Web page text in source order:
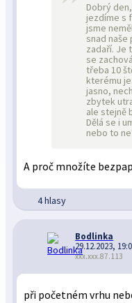
Dobrý
jezdíme s
jsme
snad
zadaří. Je
se
třeba 10
kterému
jasno,
zbytek
ale stejně
Dělá se i
nebo to
A proč množíte
4 hlasy
Bodlinka
29.12.2023,
xxx.xxx.87.113
při početném vrhu